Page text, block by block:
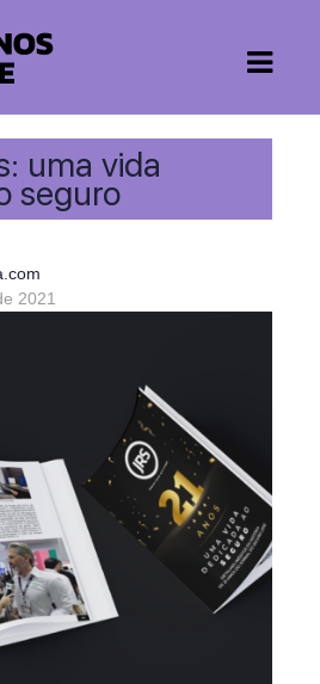
uma vida
seguro
2021
vida dedicada ao seguro
diariodamanha.com/wp-
08/coverjrs252-300×169.png”
diariodamanha.com/wp-
2021/08/coverjrs252-